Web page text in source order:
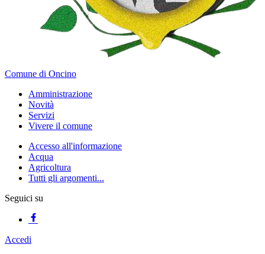
Comune di Oncino
Amministrazione
Novità
Servizi
Vivere il comune
Accesso all'informazione
Acqua
Agricoltura
Tutti gli argomenti...
Seguici su
Accedi